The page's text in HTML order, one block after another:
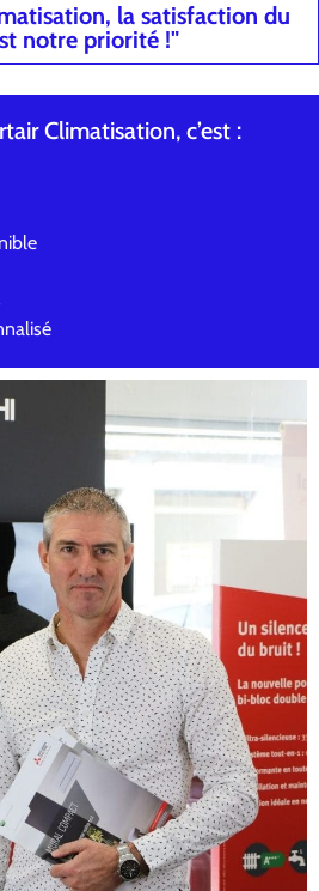
la satisfaction du
notre priorité !"
Climatisation, c’est :